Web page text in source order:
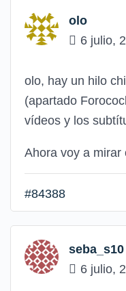
olo
6 julio,
olo, hay un hilo
(apartado
vídeos y los
Ahora voy a mirar
#84388
seba_s10
6 julio,